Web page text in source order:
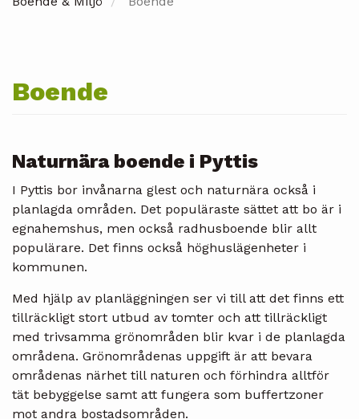
Boende
Naturnära boende i Pyttis
I Pyttis bor invånarna glest och naturnära också i
planlagda områden. Det populäraste sättet att bo är i
egnahemshus, men också radhusboende blir allt
populärare. Det finns också höghuslägenheter i
kommunen.
Med hjälp av planläggningen ser vi till att det finns ett
tillräckligt stort utbud av tomter och att tillräckligt
med trivsamma grönområden blir kvar i de planlagda
områdena. Grönområdenas uppgift är att bevara
områdenas närhet till naturen och förhindra alltför
tät bebyggelse samt att fungera som buffertzoner
mot andra bostadsområden.